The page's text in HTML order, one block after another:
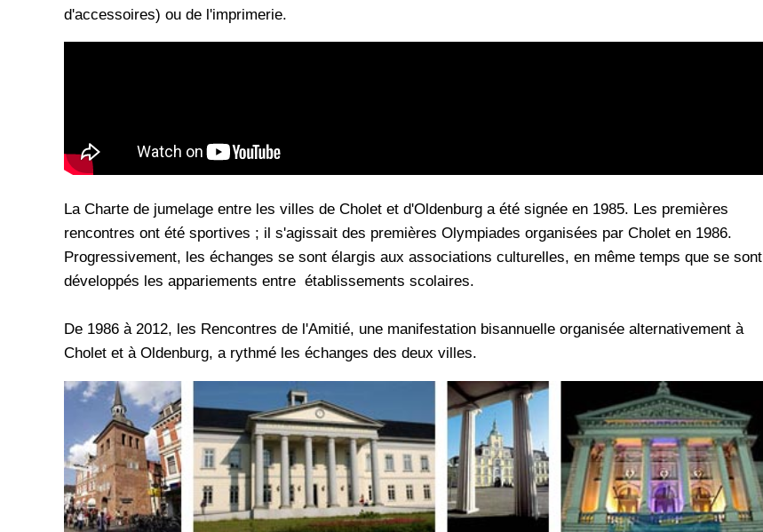
d'accessoires) ou de l'imprimerie.
La Charte de jumelage entre les villes de Cholet et d'Oldenburg a été signée en 1985. Les premières
rencontres ont été sportives ; il s'agissait des premières Olympiades organisées par Cholet en 1986.
Progressivement, les échanges se sont élargis aux associations culturelles, en même temps que se sont
développés les appariements entre établissements scolaires.
De 1986 à 2012, les Rencontres de l'Amitié, une manifestation bisannuelle organisée alternativement à
Cholet et à Oldenburg, a rythmé les échanges des deux villes.